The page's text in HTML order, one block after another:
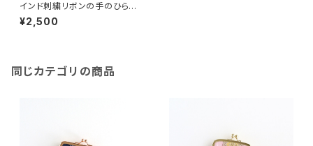
インド刺繍リボンの手のひらが
ま口ポーチ レッド×ピンク
¥2,500
同じカテゴリの商品